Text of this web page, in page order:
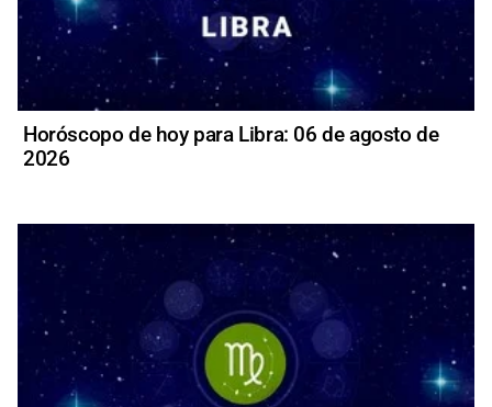
Horóscopo de hoy para Libra: 06 de agosto de
2026